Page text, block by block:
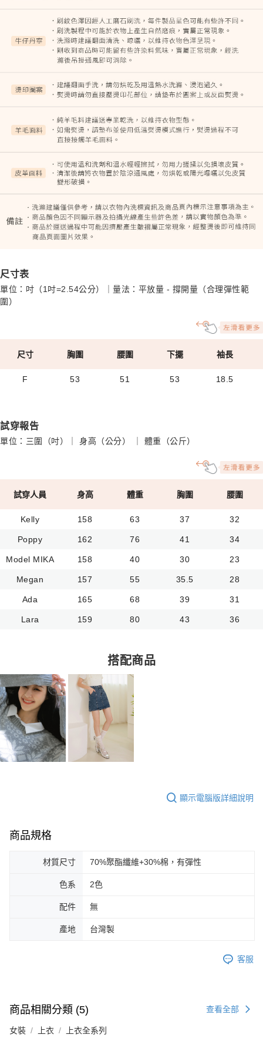
尺寸表
單位：吋（1吋=2.54公分）｜量法：平放量 - 撐開量（合理彈性範
圍）
尺寸 胸圍 腰圍 下擺 袖長
F 53 51 53 18.5
試穿報告
單位：三圍（吋）｜ 身高（公分） ｜ 體重（公斤）
試穿人員 身高 體重 胸圍 腰圍
Kelly 158 63 37 32
Poppy 162 76 41 34
Model MIKA 158 40 30 23
Megan 157 55 35.5 28
Ada 165 68 39 31
Lara 159 80 43 36
搭配商品
顯示電腦版詳細說明
商品規格
材質尺寸 70%聚酯纖維+30%棉，有彈性
色系 2色
配件 無
產地 台灣製
客服
商品相關分類 (5) 查看全部
女裝 上衣 上衣全系列